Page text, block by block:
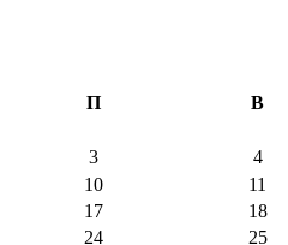
П В
3 4
10
11
17
18
24
25